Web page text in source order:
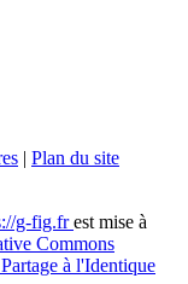
| Plan du site
g-fig.frest mise à
Commons
à l'Identique